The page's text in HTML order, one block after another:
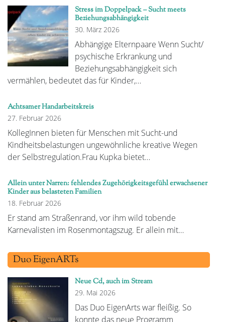
Stress im Doppelpack – Sucht meets
Beziehungsabhängigkeit
30. März 2026
Abhängige Elternpaare Wenn Sucht/
psychische Erkrankung und
Beziehungsabhängigkeit sich
vermählen, bedeutet das für Kinder,…
Achtsamer Handarbeitskreis
27. Februar 2026
KollegInnen bieten für Menschen mit Sucht-und
Kindheitsbelastungen ungewöhnliche kreative Wegen
der Selbstregulation.Frau Kupka bietet…
Allein unter Narren: fehlendes Zugehörigkeitsgefühl erwachsener
Kinder aus belasteten Familien
18. Februar 2026
Er stand am Straßenrand, vor ihm wild tobende
Karnevalisten im Rosenmontagszug. Er allein mit…
Duo EigenARTs
Neue Cd, auch im Stream
29. Mai 2026
Das Duo EigenArts war fleißig. So
konnte das neue Programm